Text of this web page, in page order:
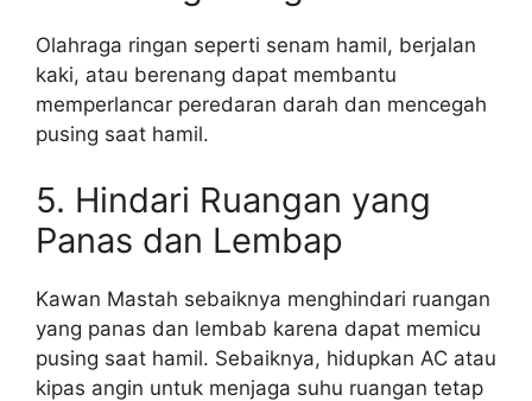
Olahraga ringan seperti senam hamil, berjalan
kaki, atau berenang dapat membantu
memperlancar peredaran darah dan mencegah
pusing saat hamil.
5. Hindari Ruangan yang
Panas dan Lembap
Kawan Mastah sebaiknya menghindari ruangan
yang panas dan lembab karena dapat memicu
pusing saat hamil. Sebaiknya, hidupkan AC atau
kipas angin untuk menjaga suhu ruangan tetap